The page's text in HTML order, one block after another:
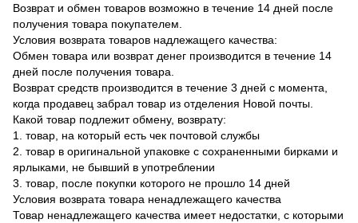
Возврат и обмен товаров возможно в течение 14 дней после
получения товара покупателем.
Условия возврата товаров надлежащего качества:
Обмен товара или возврат денег производится в течение 14
дней после получения товара.
Возврат средств производится в течение 3 дней с момента,
когда продавец забрал товар из отделения Новой почты.
Какой товар подлежит обмену, возврату:
1. товар, на который есть чек почтовой службы
2. товар в оригинальной упаковке с сохраненными бирками и
ярлыками, не бывший в употреблении
3. товар, после покупки которого не прошло 14 дней
Условия возврата товара ненадлежащего качества
Товар ненадлежащего качества имеет недостатки, с которыми